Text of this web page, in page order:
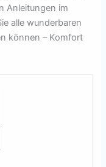
Anleitungen im
alle wunderbaren
können – Komfort